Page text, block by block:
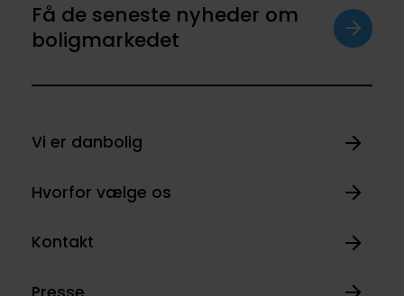
Få de seneste nyheder om
boligmarkedet
Vi er danbolig
Hvorfor vælge os
Kontakt